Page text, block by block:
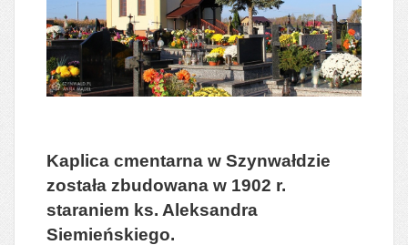
Kaplica cmentarna w Szynwałdzie
została zbudowana w 1902 r.
staraniem ks. Aleksandra
Siemieńskiego.